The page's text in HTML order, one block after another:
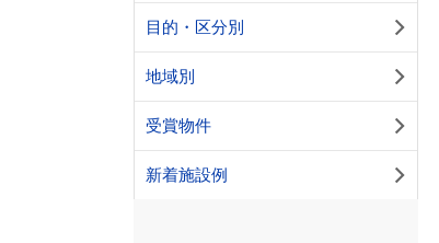
目的・区分別
地域別
受賞物件
新着施設例